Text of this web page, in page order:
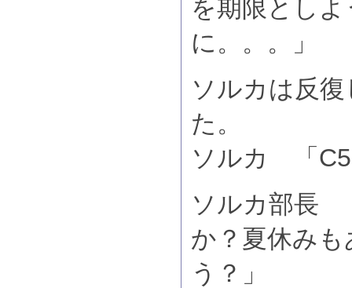
を期限とし
に。。。」
ソルカは反
た。
ソルカ 「C5
ソルカ部長
か？夏休み
う？」